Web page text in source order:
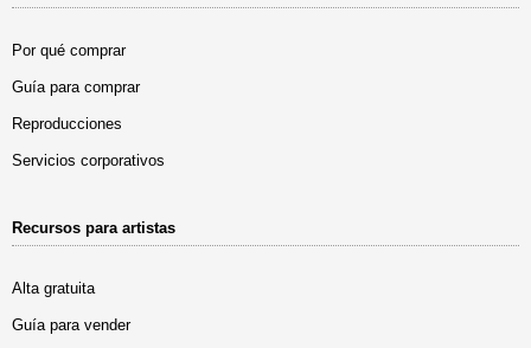
Por qué comprar
Guía para comprar
Reproducciones
Servicios corporativos
Recursos para artistas
Alta gratuita
Guía para vender